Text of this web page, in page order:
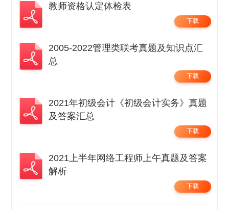
教师资格认定体检表
下载
2005-2022管理类联考真题及知识点汇
总
下载
2021年初级会计《初级会计实务》真题
及答案汇总
下载
2021上半年网络工程师上午真题及答案
解析
下载